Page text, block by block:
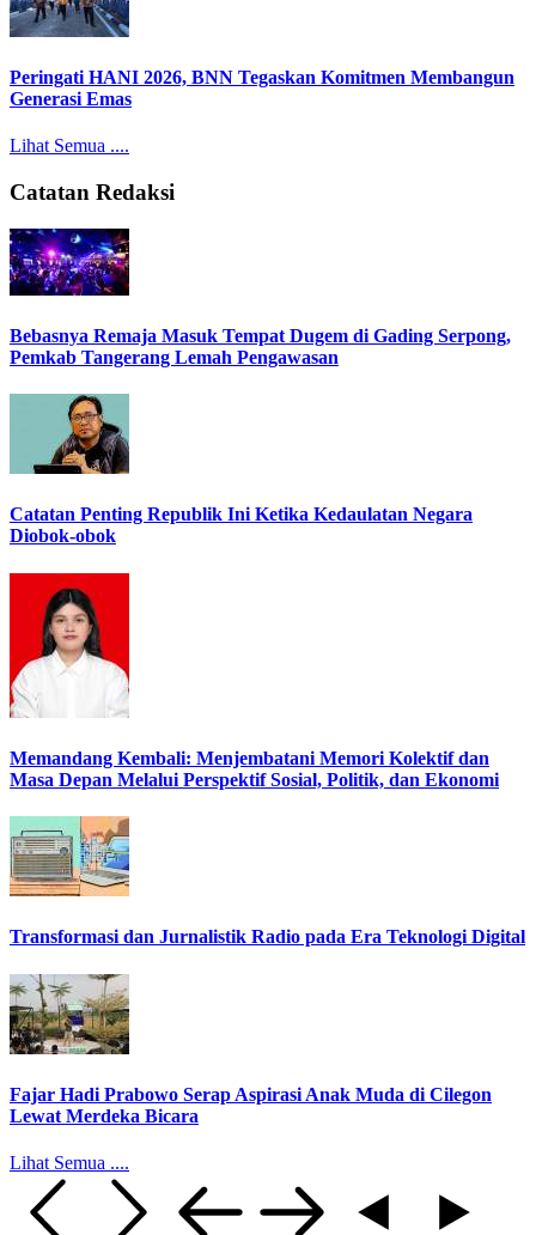
Peringati HANI 2026, BNN Tegaskan Komitmen Membangun
Generasi Emas
Lihat Semua ....
Catatan Redaksi
Bebasnya Remaja Masuk Tempat Dugem di Gading Serpong,
Pemkab Tangerang Lemah Pengawasan
Catatan Penting Republik Ini Ketika Kedaulatan Negara
Diobok-obok
Memandang Kembali: Menjembatani Memori Kolektif dan
Masa Depan Melalui Perspektif Sosial, Politik, dan Ekonomi
Transformasi dan Jurnalistik Radio pada Era Teknologi Digital
Fajar Hadi Prabowo Serap Aspirasi Anak Muda di Cilegon
Lewat Merdeka Bicara
Lihat Semua ....